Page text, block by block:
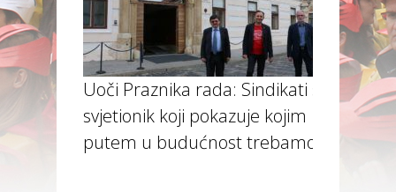
Uoči Praznika rada: Sindikati su
svjetionik koji pokazuje kojim
putem u budućnost trebamo ići